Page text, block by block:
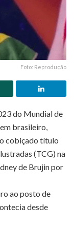
Foto: Reprodução
do Mundial de
brasileiro,
cobiçado título
(TCG) na
de Brujin por
ao posto de
desde